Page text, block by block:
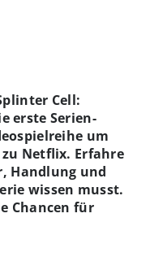
Cell:
erste Serien-
um
Netflix. Erfahre
Handlung und
wissen musst.
Chancen für